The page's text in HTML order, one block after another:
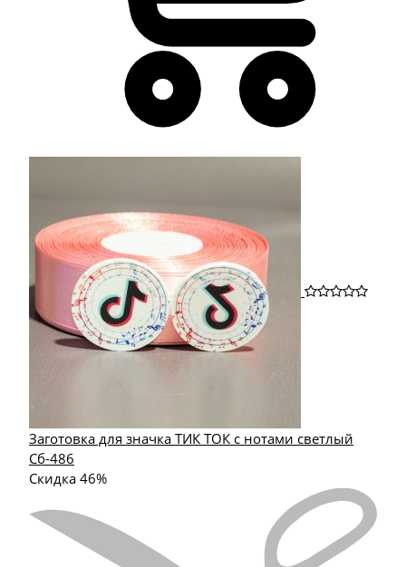
Заготовка для значка ТИК ТОК с нотами светлый
Сб-486
Скидка 46%